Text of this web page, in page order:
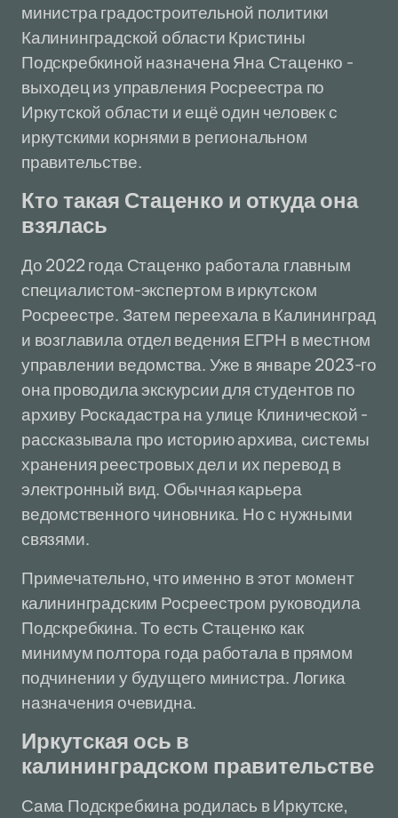
министра градостроительной политики
Калининградской области Кристины
Подскребкиной назначена Яна Стаценко -
выходец из управления Росреестра по
Иркутской области и ещё один человек с
иркутскими корнями в региональном
правительстве.
Кто такая Стаценко и откуда она
взялась
До 2022 года Стаценко работала главным
специалистом-экспертом в иркутском
Росреестре. Затем переехала в Калининград
и возглавила отдел ведения ЕГРН в местном
управлении ведомства. Уже в январе 2023-го
она проводила экскурсии для студентов по
архиву Роскадастра на улице Клинической -
рассказывала про историю архива, системы
хранения реестровых дел и их перевод в
электронный вид. Обычная карьера
ведомственного чиновника. Но с нужными
связями.
Примечательно, что именно в этот момент
калининградским Росреестром руководила
Подскребкина. То есть Стаценко как
минимум полтора года работала в прямом
подчинении у будущего министра. Логика
назначения очевидна.
Иркутская ось в
калининградском правительстве
Сама Подскребкина родилась в Иркутске,